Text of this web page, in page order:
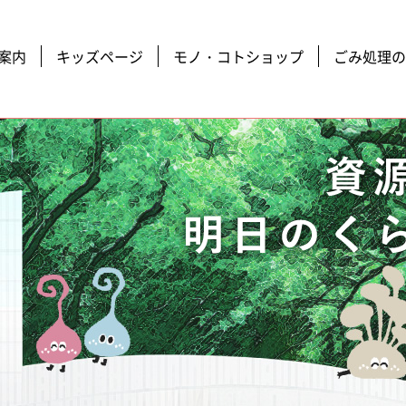
内 キッズページ モノ・コトショップ ごみ処理